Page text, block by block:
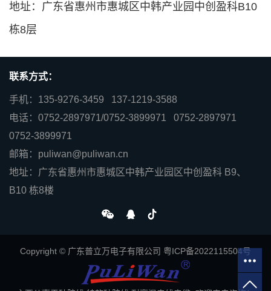
地址：广东省惠州市惠城区中韩产业园中创盈科B10
栋8层
联系方式：
手机：135-9276-3459 137-1219-3588
电话：0752-2897971/0752-3899971 0752-2897971
0752-3899971
邮箱：puliwan@puliwan.cn
地址：广东省惠州市惠城区中韩产业园区中创盈科 B9、
B10 栋8楼
Copyright © 广东普立万电子有限公司 粤ICP备2022115504号